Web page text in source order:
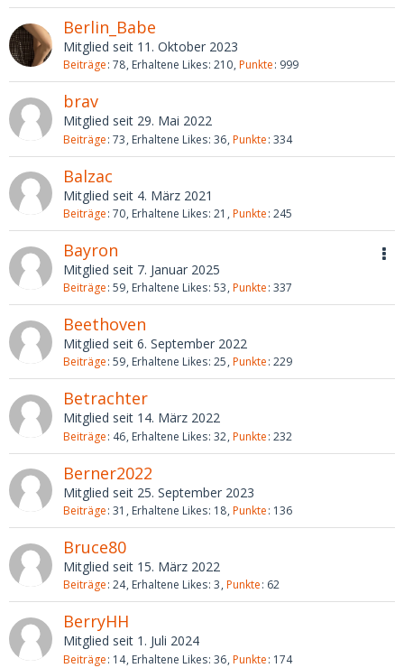
Berlin_Babe
Mitglied seit 11. Oktober 2023
Beiträge 78 Erhaltene Likes 210 Punkte 999
brav
Mitglied seit 29. Mai 2022
Beiträge 73 Erhaltene Likes 36 Punkte 334
Balzac
Mitglied seit 4. März 2021
Beiträge 70 Erhaltene Likes 21 Punkte 245
Bayron
Mitglied seit 7. Januar 2025
Beiträge 59 Erhaltene Likes 53 Punkte 337
Beethoven
Mitglied seit 6. September 2022
Beiträge 59 Erhaltene Likes 25 Punkte 229
Betrachter
Mitglied seit 14. März 2022
Beiträge 46 Erhaltene Likes 32 Punkte 232
Berner2022
Mitglied seit 25. September 2023
Beiträge 31 Erhaltene Likes 18 Punkte 136
Bruce80
Mitglied seit 15. März 2022
Beiträge 24 Erhaltene Likes 3 Punkte 62
BerryHH
Mitglied seit 1. Juli 2024
Beiträge 14 Erhaltene Likes 36 Punkte 174